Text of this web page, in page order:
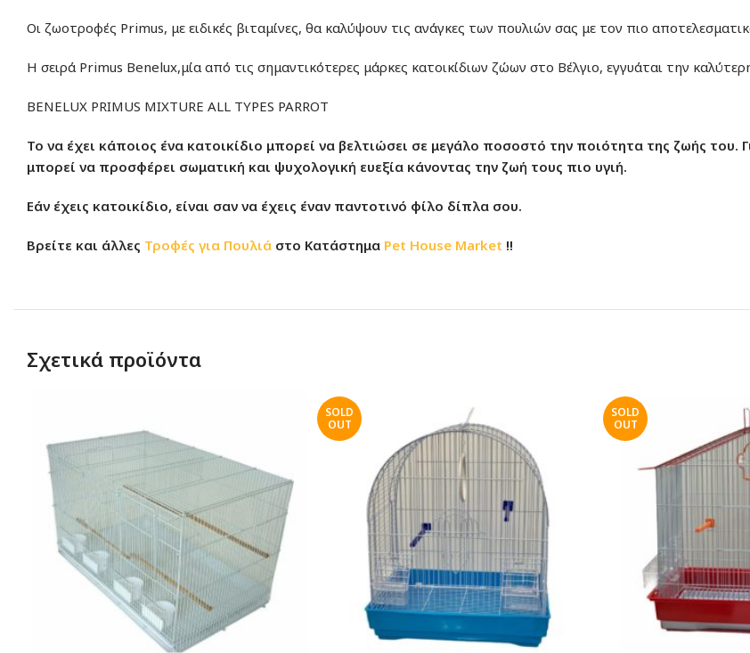
Οι ζωοτροφές Primus, με ειδικές βιταμίνες, θα καλύψουν τις ανάγκες των πουλιών σας με τον πιο
Η σειρά Primus Benelux,μία από τις σημαντικότερες μάρκες κατοικίδιων ζώων στο Βέλγιο, εγγυάται την
BENELUX PRIMUS MIXTURE ALL TYPES PARROT
Το να έχει κάποιος ένα κατοικίδιο μπορεί να βελτιώσει σε μεγάλο ποσοστό την ποιότητα της ζωής του.
μπορεί να προσφέρει σωματική και ψυχολογική ευεξία κάνοντας την ζωή τους πιο υγιή.
Εάν έχεις κατοικίδιο, είναι σαν να έχεις έναν παντοτινό φίλο δίπλα σου.
Βρείτε και άλλες Τροφές για Πουλιά στο Κατάστημα Pet House Market !!
Σχετικά προϊόντα
SOLD
OUT
SOLD
OUT